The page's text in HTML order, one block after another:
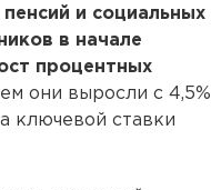
и социальных
в начале
процентных
они выросли с 4,5%
ключевой ставки